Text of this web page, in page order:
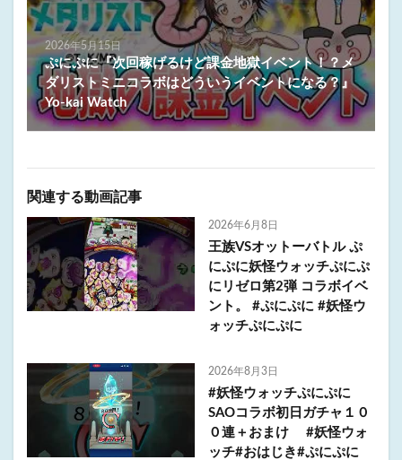
2026年5月15日
ぷにぷに『次回稼げるけど課金地獄イベント！？メ
ダリストミニコラボはどういうイベントになる？』
Yo-kai Watch
関連する動画記事
2026年6月8日
王族VSオットーバトル ぷ
にぷに妖怪ウォッチぷにぷ
にリゼロ第2弾 コラボイベ
ント。 #ぷにぷに #妖怪ウ
ォッチぷにぷに
2026年8月3日
#妖怪ウォッチぷにぷに
SAOコラボ初日ガチャ１０
０連＋おまけ #妖怪ウォ
ッチ#おはじき#ぷにぷに